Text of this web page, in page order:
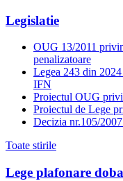
Legislatie
OUG 13/2011
penalizatoare
Legea 243 din
IFN
Proiectul OUG
Proiectul de Lege
Decizia nr.105/
Toate stirile
Lege plafonare